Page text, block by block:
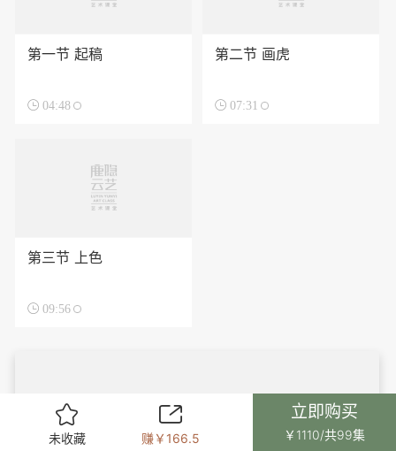
第一节 起稿
 04:48
第二节 画虎
 07:31
第三节 上色
 09:56

未收藏

赚￥166.5
立即购买
￥1110/共99集